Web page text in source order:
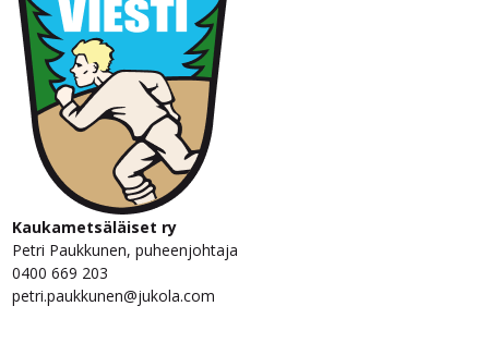
Kaukametsäläiset ry
Petri Paukkunen, puheenjohtaja
0400 669 203
petri.paukkunen@jukola.com